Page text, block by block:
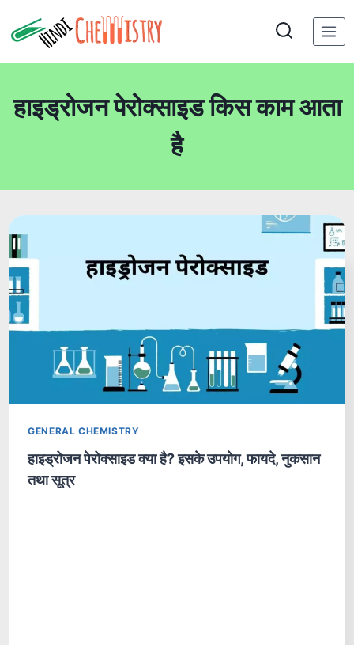
to
हाइड्रोजन पेरोक्साइड किस काम आता
है
GENERAL CHEMISTRY
हाइड्रोजन पेरोक्साइड क्या है? इसके उपयोग, फायदे, नुकसान
तथा सूत्र